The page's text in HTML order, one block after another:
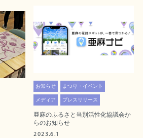
お知らせ まつり・イベント
メディア プレスリリース
亜麻のふるさと当別活性化協議会か
らのお知らせ
2023.6.1